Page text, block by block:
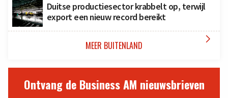
Duitse productiesector krabbelt op, terwijl
export een nieuw record bereikt
MEER BUITENLAND 
Ontvang de Business AM nieuwsbrieven